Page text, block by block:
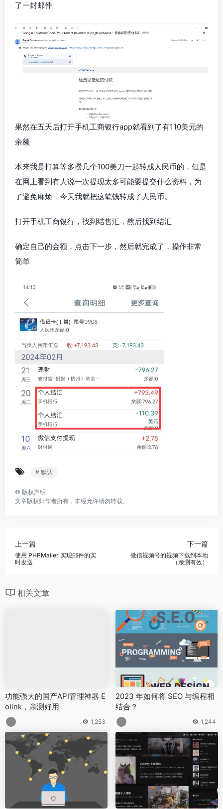
了一封邮件
果然在五天后打开手机工商银行app就看到了有110美元的
余额
本来我是打算等多攒几个100美刀一起转成人民币的，但是
在网上看到有人说一次提现太多可能要提交什么资料，为
了避免麻烦，今天我就把这笔钱转成了人民币。
打开手机工商银行，找到结售汇，然后找到结汇
确定自己的金额，点击下一步，然后就完成了，操作非常
简单
# 默认
© 版权声明
文章版权归作者所有，未经允许请勿转载。
上一篇
使用 PHPMailer 实现邮件的实
时发送
下一篇
微信视频号的视频下载到本地
（亲测有效）
相关文章
功能强大的国产API管理神器 E
olink，亲测好用
1,253
2023 年如何将 SEO 与编程相
结合？
1,244